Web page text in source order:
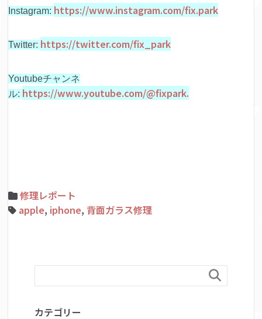
Instagram: https://www.instagram.com/fix.park
Twitter: https://twitter.com/fix_park
Youtubeチャンネ
ル: https://www.youtube.com/@fixpark.
修理レポート
apple, iphone, 背面ガラス修理

カテゴリー